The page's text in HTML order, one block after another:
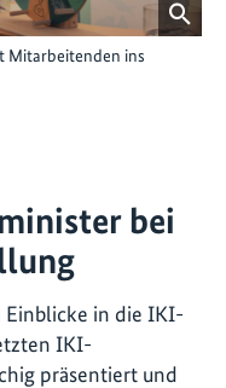
Mitarbeitenden ins
bei
Einblicke in die IKI-
IKI-
präsentiert und